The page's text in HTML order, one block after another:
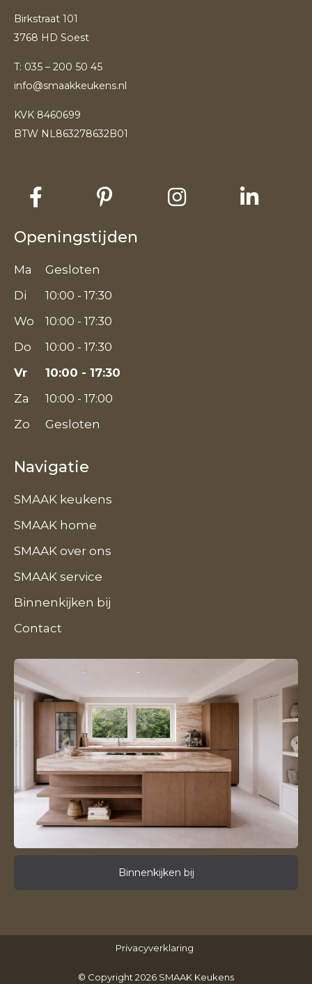
Birkstraat 101
3768 HD Soest
T: 035 – 200 50 45
info@smaakkeukens.nl
KVK 8460699
BTW NL863278632B01
Openingstijden
Ma
Gesloten
Di
10:00 - 17:30
Wo
10:00 - 17:30
Do
10:00 - 17:30
Vr
10:00 - 17:30
Za
10:00 - 17:00
Zo
Gesloten
Navigatie
SMAAK keukens
SMAAK home
SMAAK over ons
SMAAK service
Binnenkijken bij
Contact
Binnenkijken bij
Privacyverklaring
© Copyright 2026 SMAAK Keukens